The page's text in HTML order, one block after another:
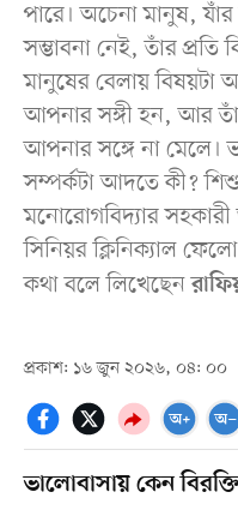
পারে। অচেনা মানুষ,
সম্ভাবনা নেই, তাঁর প্রতি
মানুষের বেলায় বিষয়টা
আপনার সঙ্গী হন, আর
আ‍পনার সঙ্গে না মেলে।
সম্পর্কটা আদতে কী?
মনোরোগবিদ্যার
সিনিয়র ক্লিনিক্যাল
কথা বলে লিখেছেন
প্রকাশ: ১৬ জুন ২০২৬, ০৪: ০০
ভালোবাসায় কেন বিরক্তি